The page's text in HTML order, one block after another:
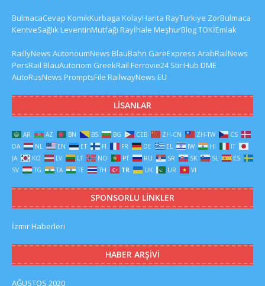
BulmacaCevap KomikKurbaga KolayHarita RayTurkiye ZorBulmaca
KentveSağlıkLeventinMutfağı Rayİhale MeşhurBlogTOKİEmlak
RaillyNews AutonoumNews BlauBahn GareExpress ArabRailNews
PersRail BlauAutonom GreekRail Ferrovie24 StiriHub DME
AutoRusNews PromptsFile RailwayNews EU
LISANLAR
AR AZ BN BS BG CEB ZH-CN ZH-TW
CS
DA
NL EN ET FI FR DE EL IW HI
IT
JA
KO LV LT NO PT RU SR SK SL
ES
SV
TG TA TE TH TR UK UR VI
SPONSORLU LINKLER
İzmir Haberleri
HABER ARŞIVI
AĞUSTOS 2020